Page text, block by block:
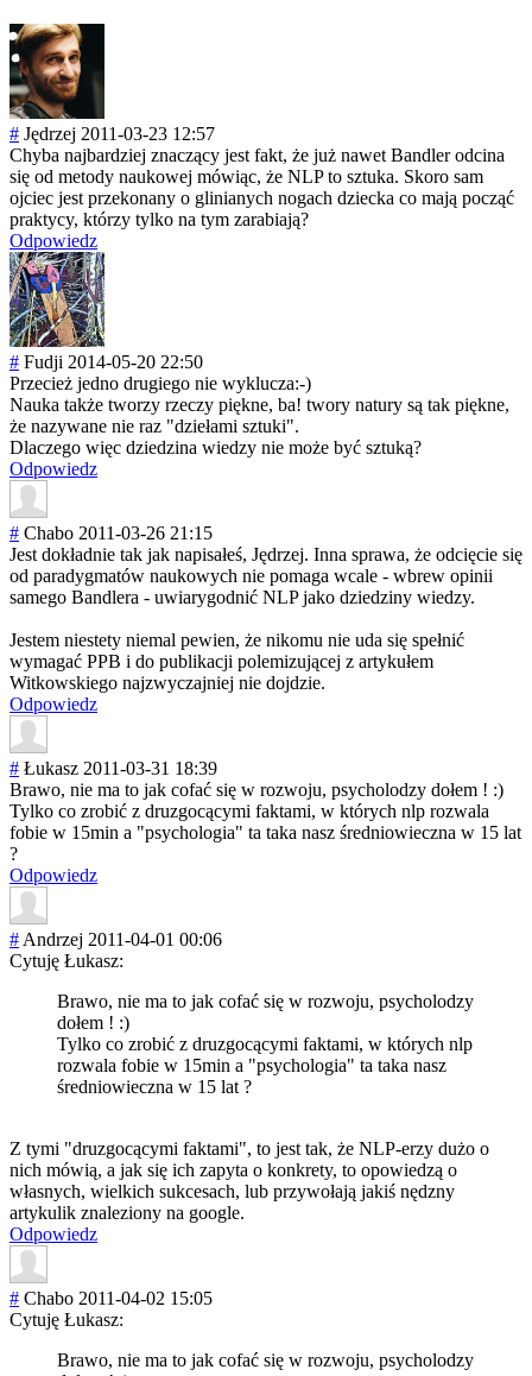
# Jędrzej 2011-03-23 12:57
Chyba najbardziej znaczący jest fakt, że już nawet Bandler odcina
się od metody naukowej mówiąc, że NLP to sztuka. Skoro sam
ojciec jest przekonany o glinianych nogach dziecka co mają począć
praktycy, którzy tylko na tym zarabiają?
Odpowiedz
# Fudji 2014-05-20 22:50
Przecież jedno drugiego nie wyklucza:-)
Nauka także tworzy rzeczy piękne, ba! twory natury są tak piękne,
że nazywane nie raz "dziełami sztuki".
Dlaczego więc dziedzina wiedzy nie może być sztuką?
Odpowiedz
# Chabo 2011-03-26 21:15
Jest dokładnie tak jak napisałeś, Jędrzej. Inna sprawa, że odcięcie się
od paradygmatów naukowych nie pomaga wcale - wbrew opinii
samego Bandlera - uwiarygodnić NLP jako dziedziny wiedzy.
Jestem niestety niemal pewien, że nikomu nie uda się spełnić
wymagać PPB i do publikacji polemizującej z artykułem
Witkowskiego najzwyczajniej nie dojdzie.
Odpowiedz
# Łukasz 2011-03-31 18:39
Brawo, nie ma to jak cofać się w rozwoju, psycholodzy dołem ! :)
Tylko co zrobić z druzgocącymi faktami, w których nlp rozwala
fobie w 15min a "psychologia" ta taka nasz średniowieczna w 15 lat
?
Odpowiedz
# Andrzej 2011-04-01 00:06
Cytuję Łukasz:
Brawo, nie ma to jak cofać się w rozwoju, psycholodzy
dołem ! :)
Tylko co zrobić z druzgocącymi faktami, w których nlp
rozwala fobie w 15min a "psychologia" ta taka nasz
średniowieczna w 15 lat ?
Z tymi "druzgocącymi faktami", to jest tak, że NLP-erzy dużo o
nich mówią, a jak się ich zapyta o konkrety, to opowiedzą o
własnych, wielkich sukcesach, lub przywołają jakiś nędzny
artykulik znaleziony na google.
Odpowiedz
# Chabo 2011-04-02 15:05
Cytuję Łukasz:
Brawo, nie ma to jak cofać się w rozwoju, psycholodzy